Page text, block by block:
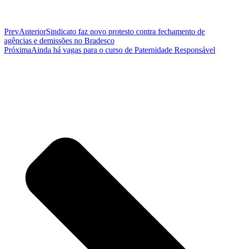
PrevAnteriorSindicato faz novo protesto contra fechamento de
agências e demissões no Bradesco
PróximaAinda há vagas para o curso de Paternidade Responsável